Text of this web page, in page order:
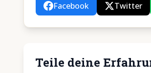
Facebook Twitter
Teile deine